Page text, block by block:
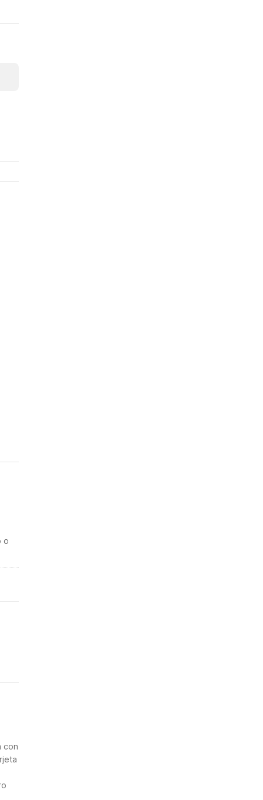
o
con